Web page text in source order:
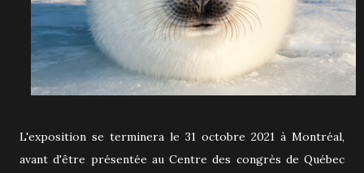
L'exposition se terminera le 31 octobre 2021 à Montréal,
avant d'être présentée au Centre des congrès de Québec